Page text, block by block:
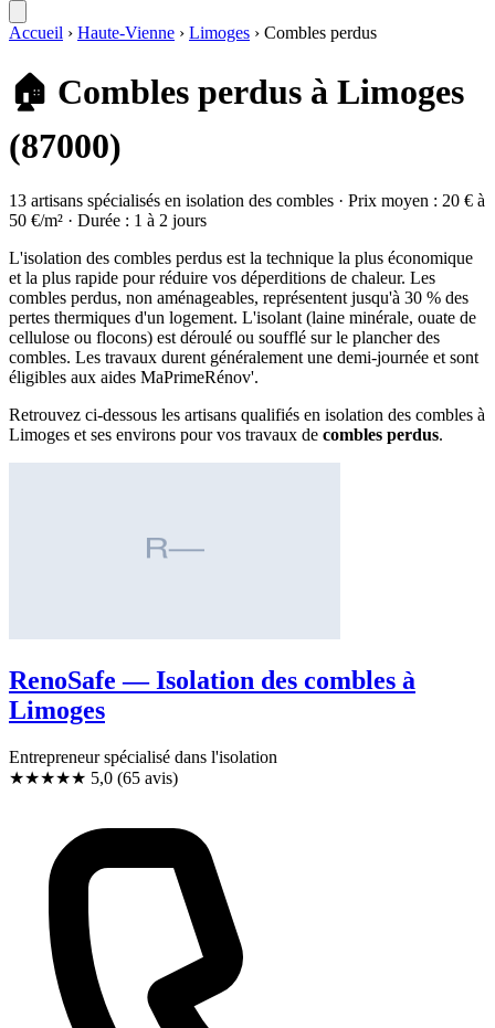
Accueil › Haute-Vienne › Limoges › Combles perdus
🏠 Combles perdus à Limoges
(87000)
13 artisans spécialisés en isolation des combles · Prix moyen : 20 € à
50 €/m² · Durée : 1 à 2 jours
L'isolation des combles perdus est la technique la plus économique
et la plus rapide pour réduire vos déperditions de chaleur. Les
combles perdus, non aménageables, représentent jusqu'à 30 % des
pertes thermiques d'un logement. L'isolant (laine minérale, ouate de
cellulose ou flocons) est déroulé ou soufflé sur le plancher des
combles. Les travaux durent généralement une demi-journée et sont
éligibles aux aides MaPrimeRénov'.
Retrouvez ci-dessous les artisans qualifiés en isolation des combles à
Limoges et ses environs pour vos travaux de combles perdus.
RenoSafe — Isolation des combles à
Limoges
Entrepreneur spécialisé dans l'isolation
★★★★★ 5,0 (65 avis)